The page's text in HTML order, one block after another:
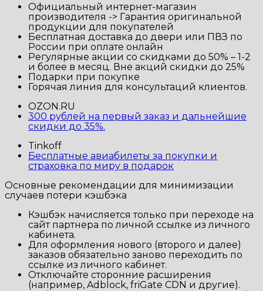
Официальный интернет-магазин
производителя -> Гарантия оригинальной
продукции для покупателей
Бесплатная доставка до двери или ПВЗ по
России при оплате онлайн
Регулярные акции со скидками до 50% – 1-2
и более в месяц. Вне акций скидки до 25%
Подарки при покупке
Горячая линия для консультаций клиентов.
OZON.RU
300 рублей на первый заказ и дальнейшие
скидки до 35%.
Tinkoff
Бесплатные авиабилеты за покупки и
страховка по миру в подарок
Основные рекомендации для минимизации
случаев потери кэшбэка
Кэшбэк начисляется только при переходе на
сайт партнера по личной ссылке из личного
кабинета.
Для оформления нового (второго и далее)
заказов обязательно заново переходить по
ссылке из личного кабинет.
Отключайте сторонние расширения
(например, Adblock, friGate CDN и другие).